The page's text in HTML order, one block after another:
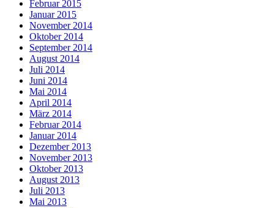
Februar 2015
Januar 2015
November 2014
Oktober 2014
September 2014
August 2014
Juli 2014
Juni 2014
Mai 2014
April 2014
März 2014
Februar 2014
Januar 2014
Dezember 2013
November 2013
Oktober 2013
August 2013
Juli 2013
Mai 2013